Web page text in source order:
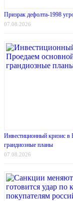
Призрак дефолта-1998
07.08.2026
Инвестиционный кризис в
грандиозные планы
07.08.2026